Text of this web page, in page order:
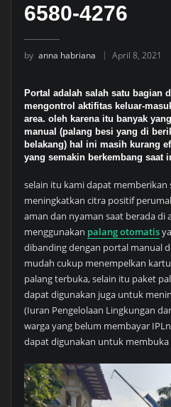
6580-4276
by anna habriana April 8, 2021
Portal adalah salah satu bagian
mengontrol aktifitas keluar-
area. oleh karena itu banyak
manual (palang besi yang di
belakang) hal ini masih kurang
yang semakin berkembang saat
selain itu kami dapat
meningkatkan citra positif
aman dan nyaman saat berada di
menggunakan palang otomatis
dibanding dengan portal manual
mudah cukup menempelkan
palang terbuka, selain itu paket
dapat digunakan juga untuk
(Iuran Pengelolaan Lingkungan
warga yang belum membayar
dapat digunakan untuk